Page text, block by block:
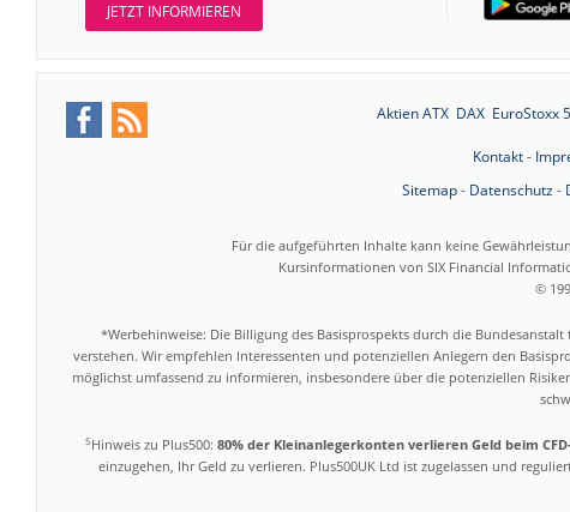
JETZT INFORMIEREN
Aktien ATX DAX EuroStoxx
Kontakt-
Sitemap- Datenschutz-
Für die aufgeführten Inhalte kann keine
Kursinformationen von SIX Financial
©
*Werbehinweise: Die Billigung des Basisprospekts durch die
verstehen. Wir empfehlen Interessenten und potenziellen Anlegern den
möglichst umfassend zu informieren, insbesondere über die potenziellen
5Hinweis zu Plus500: 80% der Kleinanlegerkonten verlieren Geld beim
einzugehen, Ihr Geld zu verlieren. Plus500UK Ltd ist zugelassen und